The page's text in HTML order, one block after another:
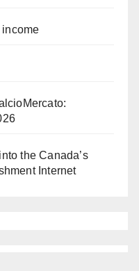
the Canada’s
Internet